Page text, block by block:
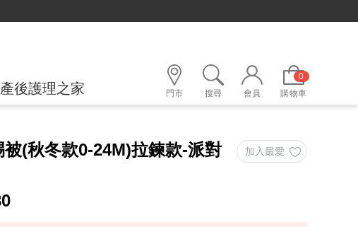
產後護理之家 門市 搜尋 會員
0
購物車
(秋冬款0-24M)拉鍊款-派對